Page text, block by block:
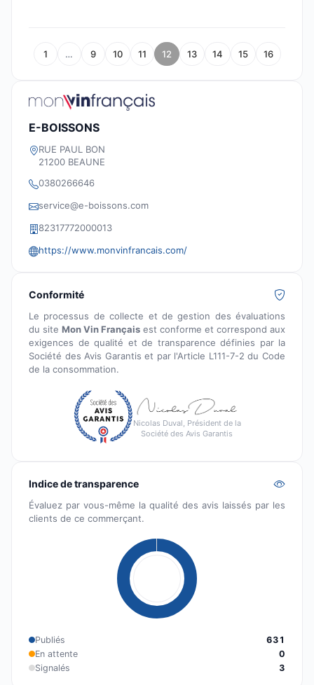
1 … 9 10 11 12 13 14 15 16
E-BOISSONS
RUE PAUL BON
21200 BEAUNE
0380266646
service@e-boissons.com
82317772000013
https://www.monvinfrancais.com/
Conformité
Le processus de collecte et de gestion des évaluations
du site Mon Vin Français est conforme et correspond aux
exigences de qualité et de transparence définies par la
Société des Avis Garantis et par l'Article L111-7-2 du Code
de la consommation.
Nicolas Duval, Président de la
Société des Avis Garantis
Indice de transparence
Évaluez par vous-même la qualité des avis laissés par les
clients de ce commerçant.
Publiés
631
En attente
0
Signalés
3